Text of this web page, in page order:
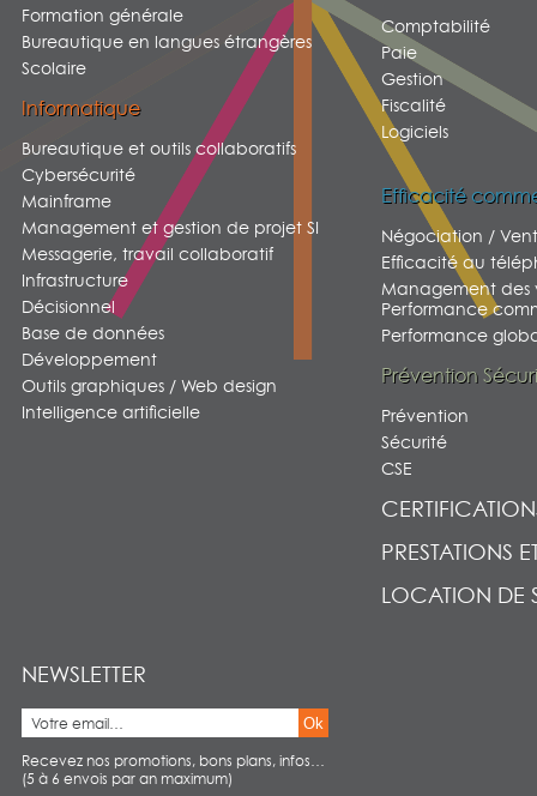
Formation générale
Bureautique en langues étrangères
Scolaire
Informatique
Bureautique et outils collaboratifs
Cybersécurité
Mainframe
Management et gestion de projet SI
Messagerie, travail collaboratif
Infrastructure
Décisionnel
Base de données
Développement
Outils graphiques / Web design
Intelligence artificielle
Comptabilité
Paie
Gestion
Fiscalité
Logiciels
Efficacité
Négociation /
Efficacité au
Management des
Performance
Performance
Prévention
Prévention
Sécurité
CSE
PRESTATIONS
LOCATION DE
NEWSLETTER
Ok
Recevez nos promotions, bons plans, infos…
(5 à 6 envois par an maximum)